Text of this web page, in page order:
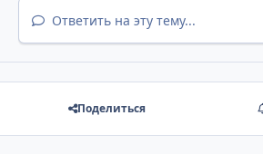
Ответить на эту тему...
Поделиться